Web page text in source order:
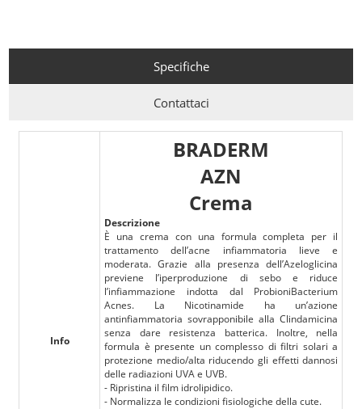
Specifiche
Contattaci
Info
BRADERM
AZN
Crema
Descrizione
È una crema con una formula completa per il
trattamento dell’acne infiammatoria lieve e
moderata. Grazie alla presenza dell’Azeloglicina
previene l’iperproduzione di sebo e riduce
l’infiammazione indotta dal ProbioniBacterium
Acnes. La Nicotinamide ha un’azione
antinfiammatoria sovrapponibile alla Clindamicina
senza dare resistenza batterica. Inoltre, nella
formula è presente un complesso di filtri solari a
protezione medio/alta riducendo gli effetti dannosi
delle radiazioni UVA e UVB.
- Ripristina il film idrolipidico.
- Normalizza le condizioni fisiologiche della cute.